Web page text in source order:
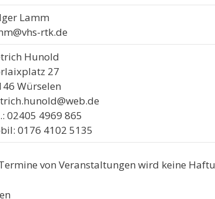
Lamm
vhs-rtk.de
Hunold
27
Würselen
02405 4969 865
0176 4102 5135
von Veranstaltungen wird keine